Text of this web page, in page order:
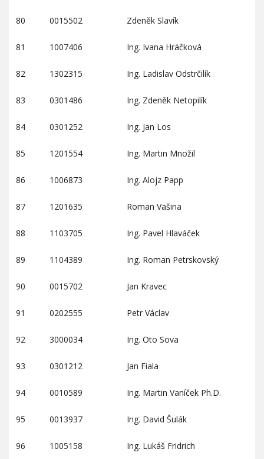
80 0015502 Zdeněk Slavík
81 1007406 Ing. Ivana Hráčková
82 1302315 Ing. Ladislav Odstrčilík
83 0301486 Ing. Zdeněk Netopilík
84 0301252 Ing. Jan Los
85 1201554 Ing. Martin Množil
86 1006873 Ing. Alojz Papp
87 1201635 Roman Vašina
88 1103705 Ing. Pavel Hlaváček
89 1104389 Ing. Roman Petrskovský
90 0015702 Jan Kravec
91 0202555 Petr Václav
92 3000034 Ing. Oto Sova
93 0301212 Jan Fiala
94 0010589 Ing. Martin Vaníček Ph.D.
95 0013937 Ing. David Šulák
96 1005158 Ing. Lukáš Fridrich